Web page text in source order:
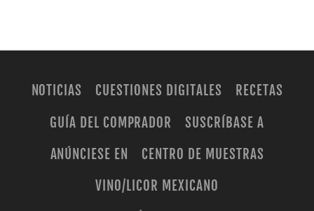
NOTICIAS CUESTIONES DIGITALES
RECETAS
GUÍA DEL COMPRADOR
SUSCRÍBASE A
ANÚNCIESE EN
CENTRO DE MUESTRAS
VINO/LICOR MEXICANO